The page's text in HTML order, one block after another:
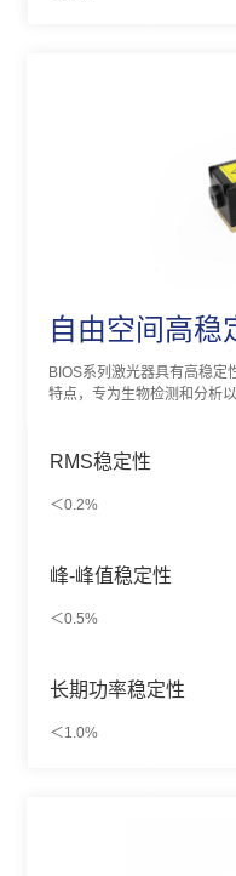
自由空间高稳
BIOS系列激光器具有高稳定
特点，专为生物检测和分析
RMS稳定性
＜0.2%
峰-峰值稳定性
＜0.5%
长期功率稳定性
＜1.0%